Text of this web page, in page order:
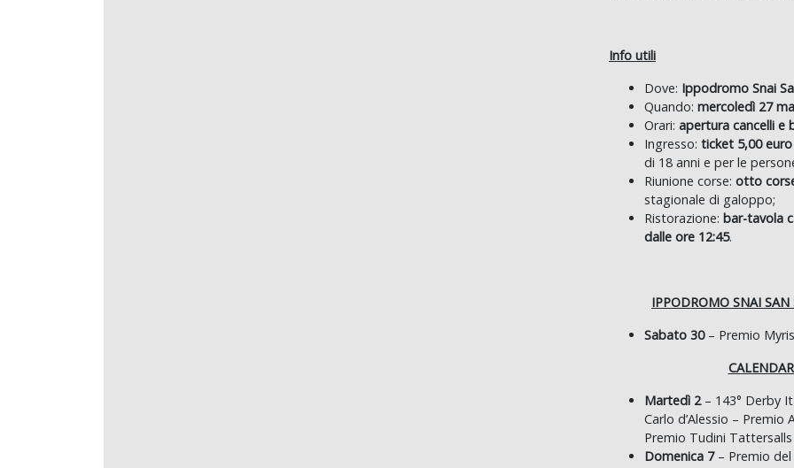
Info utili
Dove: Ippodromo Snai
Quando: mercoledì 27
Orari: apertura cancelli e
Ingresso: ticket 5,00
di 18 anni e per le
Riunione corse: otto
stagionale di galoppo;
Ristorazione: bar-tavola
dalle ore 12:45.
IPPODROMO SNAI
Sabato 30– Premio
Martedì 2– 143° Derby
Carlo d’Alessio –
Premio Tudini Tattersalls
Domenica 7– Premio del